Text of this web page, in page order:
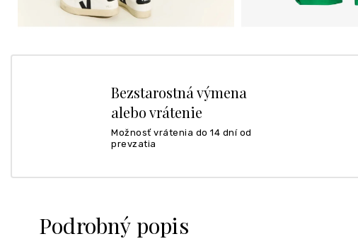
Bezstarostná výmena
alebo vrátenie
Možnosť vrátenia do 14 dní od
prevzatia
Podrobný popis